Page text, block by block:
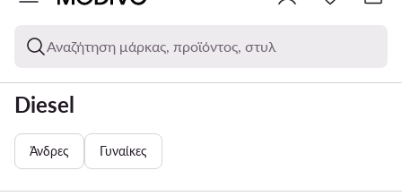
Αναζήτηση μάρκας, προϊόντος, στυλ
Diesel
Άνδρες Γυναίκες